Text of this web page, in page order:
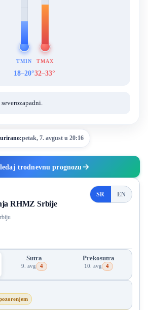
RHMZ Srbije
SR EN
sa upozorenjem
Sutra
9. avg 44 regiona sa upozorenjem
Prekosutra
10. avg 44 regiona sa
TMIN
18–20°
TMAX
32–33°
petak, 7. avgust u 20:16
trodnevnu prognozu